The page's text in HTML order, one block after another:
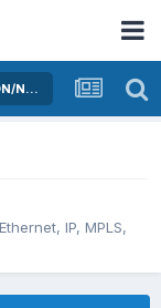
Активное оборудование Ethernet, IP, MPLS, SDN/NFV...
IP, MPLS,